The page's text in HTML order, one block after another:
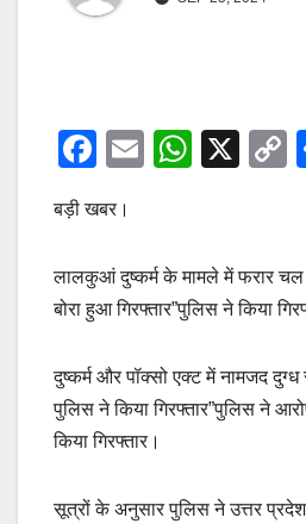
F
c
e
b
o
k
E
W
s
A
p
X
y
k
बड़ी खबर।
लालकुआं दुष्कर्म के मामले में फरार चल
बोरा हुआ गिरफ्तार”पुलिस ने किया
दुष्कर्म और पॉक्सो एक्ट में नामजद
पुलिस ने किया गिरफ्तार”पुलिस ने
किया गिरफ्तार।
सूत्रों के अनुसार पुलिस ने उत्तर